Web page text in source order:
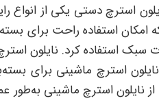
استرچ دستی یکی از
استفاده راحت برای
سبک استفاده کرد. نایلون
نایلون استرچ ماشینی برای
استرچ ماشینی به‌طور